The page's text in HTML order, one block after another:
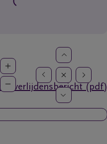
overlijdensbericht (pdf)